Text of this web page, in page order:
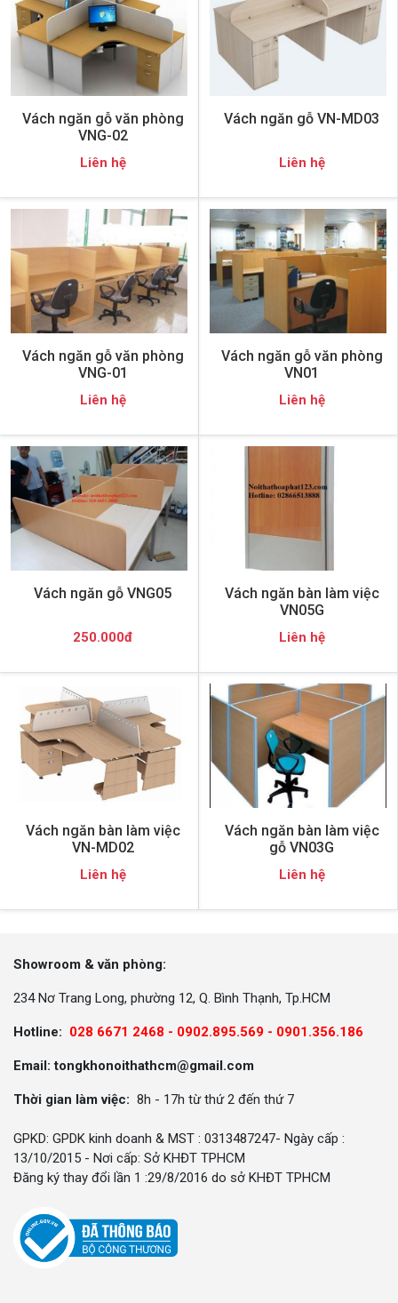
Vách ngăn gỗ văn phòng
VNG-02
Liên hệ
Vách ngăn gỗ VN-MD03
Liên hệ
Vách ngăn gỗ văn phòng
VNG-01
Liên hệ
Vách ngăn gỗ văn phòng
VN01
Liên hệ
Vách ngăn gỗ VNG05
250.000đ
Vách ngăn bàn làm việc
VN05G
Liên hệ
Vách ngăn bàn làm việc
VN-MD02
Liên hệ
Vách ngăn bàn làm việc
gỗ VN03G
Liên hệ
Showroom & văn phòng:
234 Nơ Trang Long, phường 12, Q. Bình Thạnh, Tp.HCM
Hotline: 028 6671 2468 - 0902.895.569 - 0901.356.186
Email: tongkhonoithathcm@gmail.com
Thời gian làm việc: 8h - 17h từ thứ 2 đến thứ 7
GPKD: GPDK kinh doanh & MST : 0313487247- Ngày cấp :
13/10/2015 - Nơi cấp: Sở KHĐT TPHCM
Đăng ký thay đổi lần 1 :29/8/2016 do sở KHĐT TPHCM